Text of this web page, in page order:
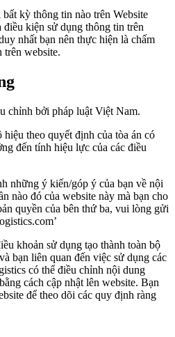
kỳ thông tin nào trên Website
kiện sử dụng thông tin trên
nhất bạn nên thực hiện là chấm
trên website.
chỉnh bởi pháp luật Việt Nam.
theo quyết định của tòa án có
đến tính hiệu lực của các điều
những ý kiến/góp ý của bạn về nội
nào đó của website này mà bạn cho
quyền của bên thứ ba, vui lòng gửi
khoản sử dụng tạo thành toàn bộ
bạn liên quan đến việc sử dụng các
có thể điều chỉnh nội dung
cách cập nhật lên website. Bạn
để theo dõi các quy định ràng